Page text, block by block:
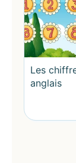
et épanoui.
Mise à jour :
Les
anglais